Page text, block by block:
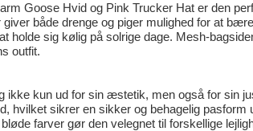
Goose Hvid og Pink Trucker Hat er den
både drenge og piger mulighed for at
holde sig kølig på solrige dage. Mesh-
outfit.
ikke kun ud for sin æstetik, men også for sin
hvilket sikrer en sikker og behagelig
farver gør den velegnet til forskellige